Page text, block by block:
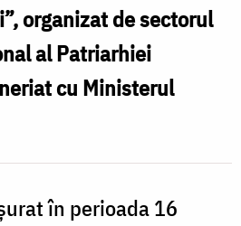
organizat de sectorul
al Patriarhiei
cu Ministerul
în perioada 16